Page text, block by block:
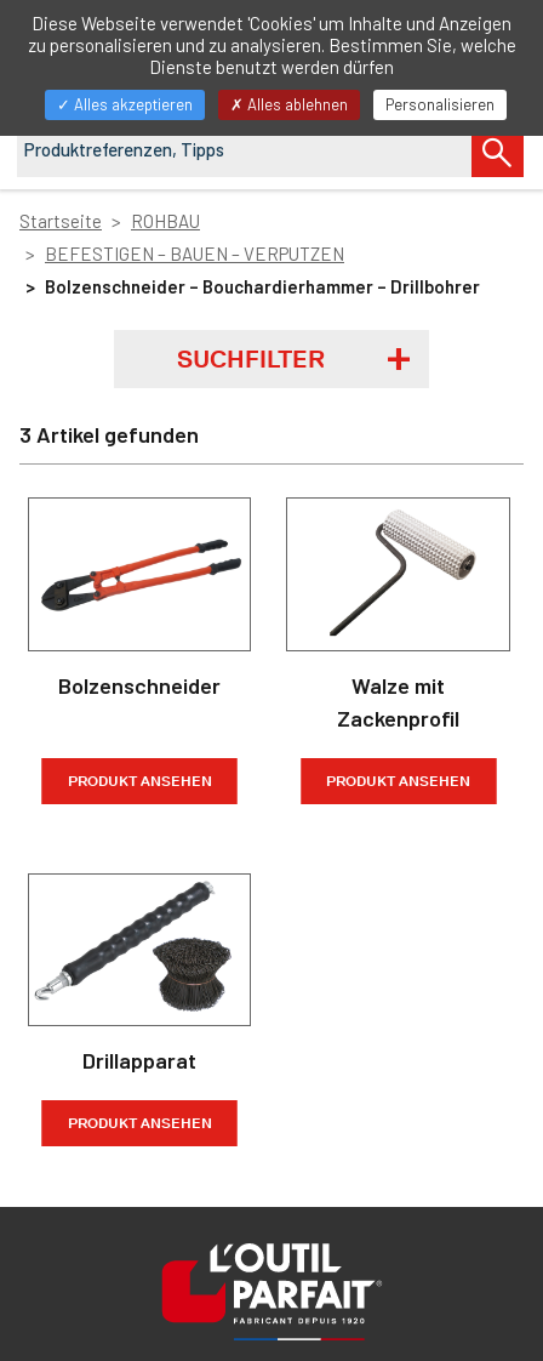
DE
anzeigen/ausblenden
Startseite
ROHBAU
BEFESTIGEN – BAUEN – VERPUTZEN
Bolzenschneider – Bouchardierhammer – Drillbohrer
SUCHFILTER
3 Artikel gefunden
Bolzenschneider
PRODUKT ANSEHEN
Walze mit
Zackenprofil
PRODUKT ANSEHEN
Drillapparat
PRODUKT ANSEHEN
Diese Webseite verwendet 'Cookies' um Inhalte und Anzeigen
zu personalisieren und zu analysieren. Bestimmen Sie, welche
Dienste benutzt werden dürfen
Alles akzeptieren Alles ablehnen Personalisieren